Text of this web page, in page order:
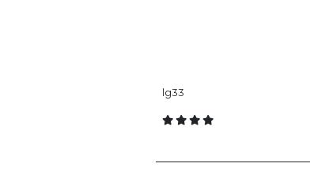
lg33